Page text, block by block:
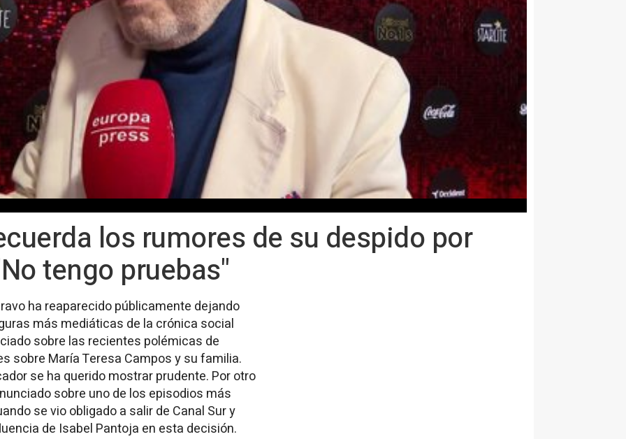
los rumores de su despido por
tengo pruebas"
ha reaparecido públicamente dejando
más mediáticas de la crónica social
sobre las recientes polémicas de
sobre María Teresa Campos y su familia.
se ha querido mostrar prudente. Por otro
sobre uno de los episodios más
se vio obligado a salir de Canal Sur y
de Isabel Pantoja en esta decisión.